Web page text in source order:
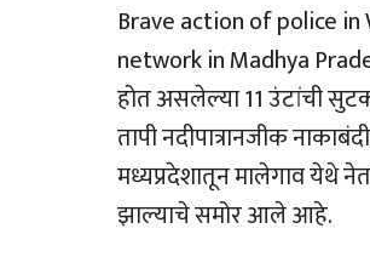
Brave action of police
network in Madhya
होत असलेल्या 11 उंटांची
तापी नदीपात्रानजीक
मध्यप्रदेशातून मालेगाव येथे
झाल्याचे समोर आले आहे.